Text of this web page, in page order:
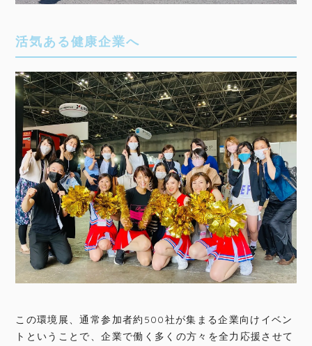
活気ある健康企業へ
この環境展、通常参加者約500社が集まる企業向けイベン
トということで、企業で働く多くの方々を全力応援させて